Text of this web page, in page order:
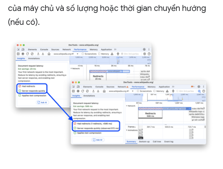
của máy chủ và số lượng hoặc thời gian chuyển hướng
(nếu có).